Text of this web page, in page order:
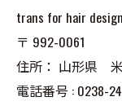
trans for hair design
〒 992-0061
住所： 山形県
電話番号 : 0238-